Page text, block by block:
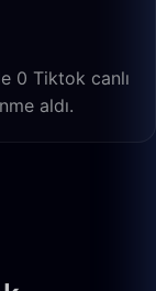
0 Tiktok canlı
aldı.